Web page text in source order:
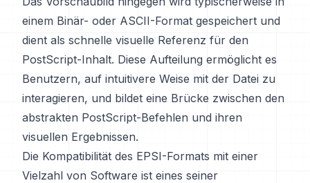
einem Binär- oder ASCII-Format gespeichert und
dient als schnelle visuelle Referenz für den
PostScript-Inhalt. Diese Aufteilung ermöglicht es
Benutzern, auf intuitivere Weise mit der Datei zu
interagieren, und bildet eine Brücke zwischen den
abstrakten PostScript-Befehlen und ihren
visuellen Ergebnissen.
Die Kompatibilität des EPSI-Formats mit einer
Vielzahl von Software ist eines seiner